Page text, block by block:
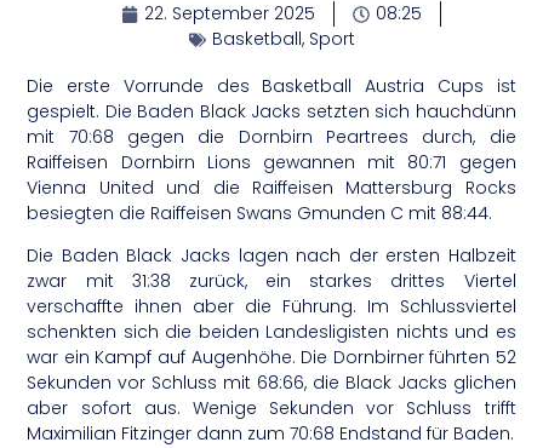
22. September 2025
08:25
Basketball, Sport
Die erste Vorrunde des Basketball Austria Cups ist
gespielt. Die Baden Black Jacks setzten sich hauchdünn
mit 70:68 gegen die Dornbirn Peartrees durch, die
Raiffeisen Dornbirn Lions gewannen mit 80:71 gegen
Vienna United und die Raiffeisen Mattersburg Rocks
besiegten die Raiffeisen Swans Gmunden C mit 88:44.
Die Baden Black Jacks lagen nach der ersten Halbzeit
zwar mit 31:38 zurück, ein starkes drittes Viertel
verschaffte ihnen aber die Führung. Im Schlussviertel
schenkten sich die beiden Landesligisten nichts und es
war ein Kampf auf Augenhöhe. Die Dornbirner führten 52
Sekunden vor Schluss mit 68:66, die Black Jacks glichen
aber sofort aus. Wenige Sekunden vor Schluss trifft
Maximilian Fitzinger dann zum 70:68 Endstand für Baden.